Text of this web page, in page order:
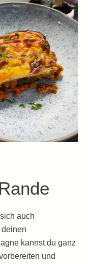
auch
deinen
kannst du ganz
und